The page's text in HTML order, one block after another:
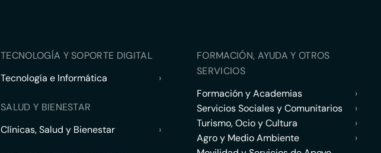
TECNOLOGÍA Y SOPORTE DIGITAL
Tecnología e Informática
›
SALUD Y BIENESTAR
Clínicas, Salud y Bienestar
›
FORMACIÓN, AYUDA Y OTROS
SERVICIOS
Formación y Academias
›
Servicios Sociales y Comunitarios
›
Turismo, Ocio y Cultura
›
Agro y Medio Ambiente
›